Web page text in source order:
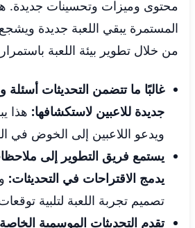
محتوى وميزات وتحسينات جديدة. هذا
المستمرة يبقي اللعبة جديدة
من خلال تطوير بيئة اللعبة
غالبًا ما تتضمن التحديثات
جديدة للاعبين لاستكشافها: هذا
ويدعو اللاعبين إلى الخوض في
يستمع فريق التطوير إلى
يدمج الاقتراحات في التحديثات:
تصميم تجربة اللعبة لتلبية
تقدم التحديثات الموسمية